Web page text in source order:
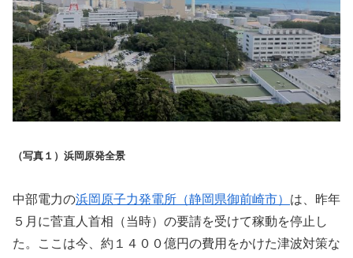
（写真１）浜岡原発全景
中部電力の浜岡原子力発電所（静岡県御前崎市） は、昨年
５月に菅直人首相（当時）の要請を受けて稼動を停止し
た。ここは今、約１４００億円の費用をかけた津波対策な